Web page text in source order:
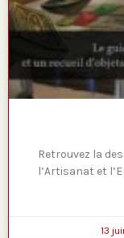
Retrouvez la
l’Artisanat et
13